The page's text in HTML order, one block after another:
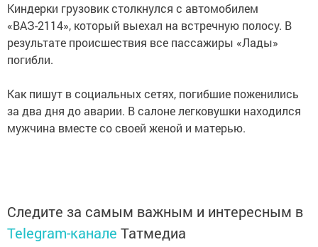
Киндерки грузовик столкнулся с автомобилем
«ВАЗ-2114», который выехал на встречную полосу. В
результате происшествия все пассажиры «Лады»
погибли.
Как пишут в социальных сетях, погибшие поженились
за два дня до аварии. В салоне легковушки находился
мужчина вместе со своей женой и матерью.
Следите за самым важным и интересным в
Telegram-канале Татмедиа